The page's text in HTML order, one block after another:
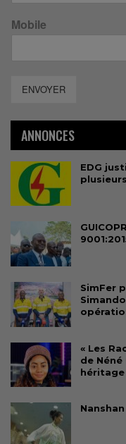
Mobile
ENVOYER
ANNONCES
EDG
SimFer
« Les
de